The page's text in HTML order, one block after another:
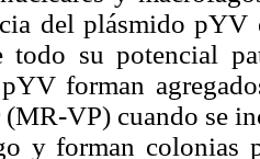
del plásmido
todo su potencial
forman
VP) cuando se
y forman colonias